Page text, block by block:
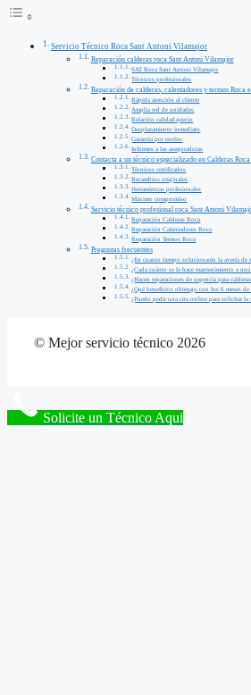
Servicio Técnico Roca Sant Antoni Vilamajor
Reparación calderas roca Sant Antoni Vilamajor
SAT Roca Sant Antoni Vilamajor
Técnicos profesionales
Reparación de calderas, calentadores y termos Roca
Rápida atención al cliente
Amplia red de unidades
Relación calidad-precio
Desplazamiento inmediato
Garantía por escrito
Informes a las aseguradoras
Contacta a un técnico especializado en Calderas
Técnicos certificados
Recambios originales
Herramientas profesionales
Máximo compromiso
Servicio técnico profesional roca Sant Antoni
Reparación Calderas Roca
Reparación Calentadores Roca
Reparación Termos Roca
Preguntas frecuentes
¿En cuanto tiempo solucionarán la avería de
¿Cada cuánto se le hace mantenimiento a una
¿Hacen reparaciones de urgencia para
¿Qué beneficios obtengo con los 6 meses de
¿Puedo pedir una cita online para solicitar
© Mejor servicio técnico 2026
Solicite un Técnico Aqui